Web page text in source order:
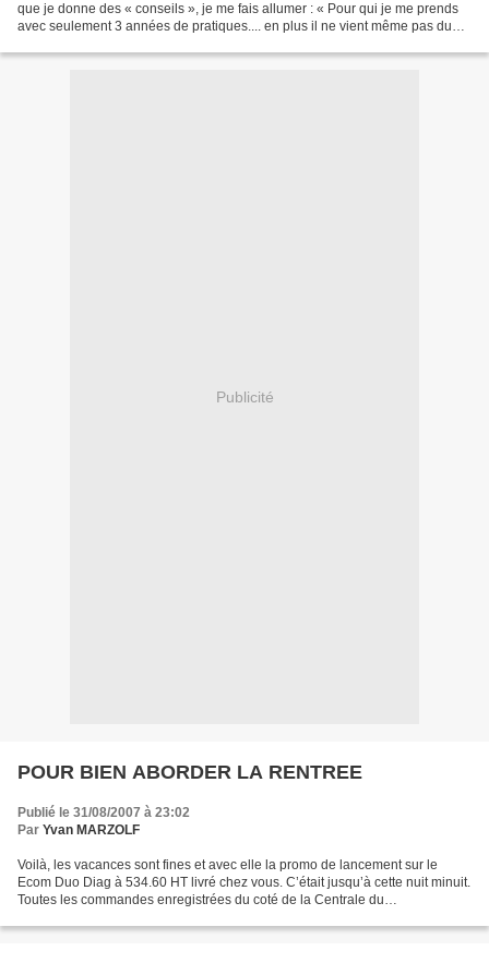
que je donne des « conseils », je me fais allumer : « Pour qui je me prends
avec seulement 3 années de pratiques.... en plus il ne vient même pas du
Publicité
POUR BIEN ABORDER LA RENTREE
Publié le 31/08/2007 à 23:02
Par Yvan MARZOLF
Voilà, les vacances sont fines et avec elle la promo de lancement sur le
Ecom Duo Diag à 534.60 HT livré chez vous. C’était jusqu’à cette nuit minuit.
Toutes les commandes enregistrées du coté de la Centrale du